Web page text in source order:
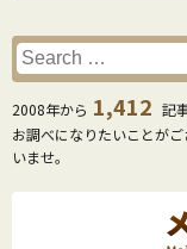
2008年から 1,412 記
お調べになりたいことが
いませ。